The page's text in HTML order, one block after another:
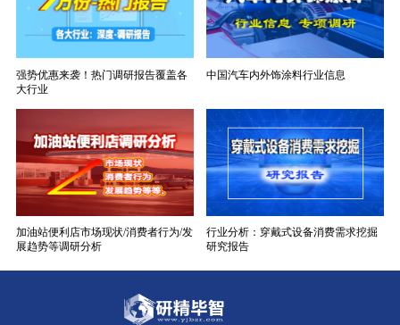
强势优惠来袭！热门调研报告覆盖各
大行业
中国汽车内外饰涂料行业信息
加油站便利店市场现状/消费者行为/发
展趋势等调研分析
行业分析：穿戴式设备消费需求挖掘
研究报告